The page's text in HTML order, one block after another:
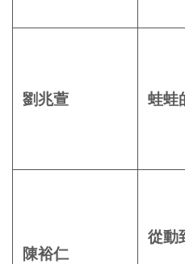
劉兆萱 蛙蛙
陳裕仁
從動